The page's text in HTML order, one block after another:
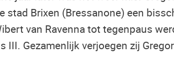
stad Brixen (Bressanone) een
van Ravenna tot tegenpaus
III. Gezamenlijk verjoegen zij